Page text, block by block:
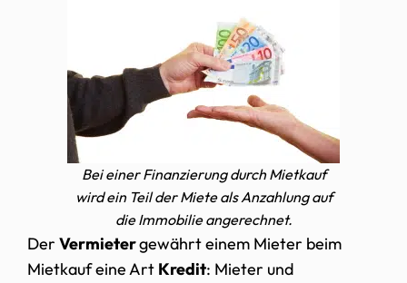
Bei einer Finanzierung durch Mietkauf
wird ein Teil der Miete als Anzahlung auf
die Immobilie angerechnet.
Der Vermietergewährt einem Mieter beim
Mietkauf eine Art Kredit: Mieter und